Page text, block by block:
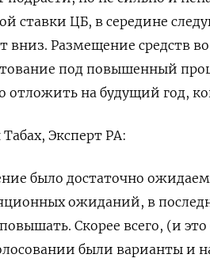
ставки ЦБ, в середине
вниз. Размещение средств
под повышенный
на будущий год,
Эксперт РА:
было достаточно
ожиданий, в
Скорее всего, (и
были варианты и